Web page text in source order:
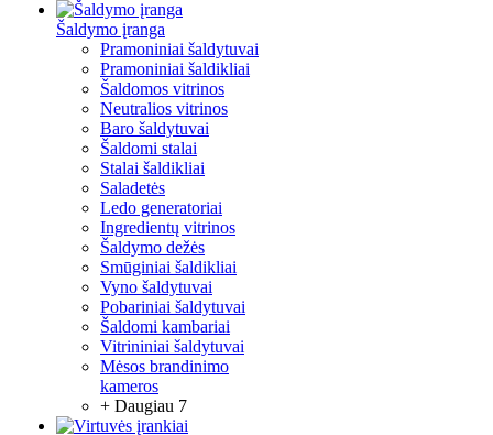
Šaldymo įranga
Pramoniniai šaldytuvai
Pramoniniai šaldikliai
Šaldomos vitrinos
Neutralios vitrinos
Baro šaldytuvai
Šaldomi stalai
Stalai šaldikliai
Saladetės
Ledo generatoriai
Ingredientų vitrinos
Šaldymo dežės
Smūginiai šaldikliai
Vyno šaldytuvai
Pobariniai šaldytuvai
Šaldomi kambariai
Vitrininiai šaldytuvai
Mėsos brandinimo
kameros
+ Daugiau 7